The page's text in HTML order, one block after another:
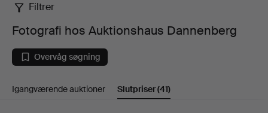
Fotografi
hos
Auktionshaus
Dannenberg
Filtrer
Fotografi hos Auktionshaus Dannenberg
Overvåg søgning
Igangværende auktioner Slutpriser(41)